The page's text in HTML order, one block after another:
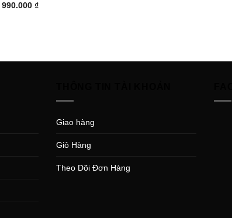
990.000 ₫
Giao hàng
Giỏ Hàng
Theo Dõi Đơn Hàng